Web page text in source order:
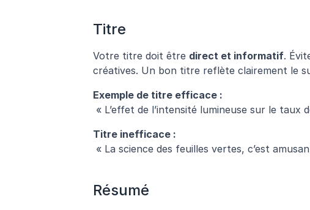
Titre
Votre titre doit être direct et informatif.
créatives. Un bon titre reflète clairement le
Exemple de titre efficace :
« L’effet de l’intensité lumineuse sur le taux
Titre inefficace :
« La science des feuilles vertes, c’est
Résumé